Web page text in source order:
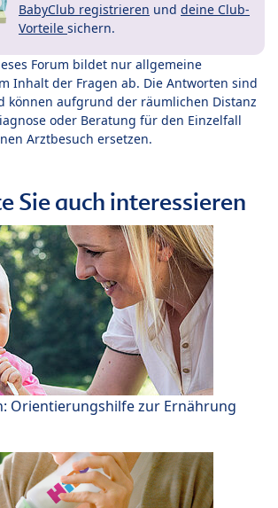
BabyClub registrieren und deine Club-
Vorteile sichern.
Forum bildet nur allgemeine
Inhalt der Fragen ab. Die Antworten sind
können aufgrund der räumlichen Distanz
oder Beratung für den Einzelfall
Arztbesuch ersetzen.
Sie auch interessieren
Orientierungshilfe zur Ernährung